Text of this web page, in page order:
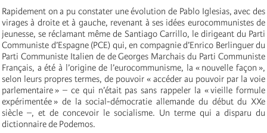
Rapidement on a pu constater une évolution de Pablo Iglesias, avec des
virages à droite et à gauche, revenant à ses idées eurocommunistes de
jeunesse, se réclamant même de Santiago Carrillo, le dirigeant du Parti
Communiste d’Espagne (PCE) qui, en compagnie d’Enrico Berlinguer du
Parti Communiste Italien de de Georges Marchais du Parti Communiste
Français, a été à l’origine de l’eurocommunisme, la « nouvelle façon »,
selon leurs propres termes, de pouvoir « accéder au pouvoir par la voie
parlementaire » – ce qui n’était pas sans rappeler la « vieille formule
expérimentée » de la social-démocratie allemande du début du XXe
siècle –, et de concevoir le socialisme. Un terme qui a disparu du
dictionnaire de Podemos.